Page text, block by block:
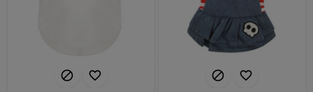
   